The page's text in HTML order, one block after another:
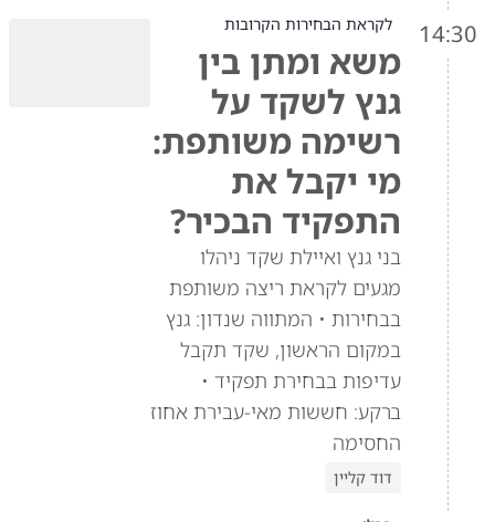
14:30 לקראת הבחירות הקרובות
משא ומתן בין
גנץ לשקד על
רשימה משותפת:
מי יקבל את
התפקיד הבכיר?
בני גנץ ואיילת שקד ניהלו
מגעים לקראת ריצה משותפת
בבחירות • המתווה שנדון: גנץ
במקום הראשון, שקד תקבל
עדיפות בבחירת תפקיד •
ברקע: חששות מאי-עבירת אחוז
החסימה
דוד קליין